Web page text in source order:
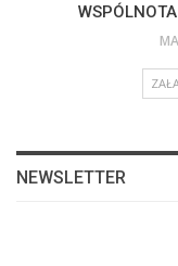
NEWSLETTER